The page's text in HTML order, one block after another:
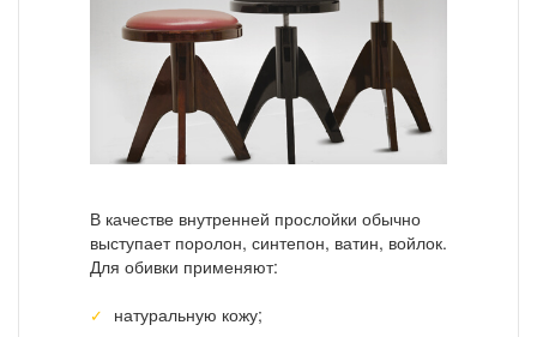
В качестве внутренней прослойки обычно
выступает поролон, синтепон, ватин, войлок.
Для обивки применяют:
натуральную кожу;